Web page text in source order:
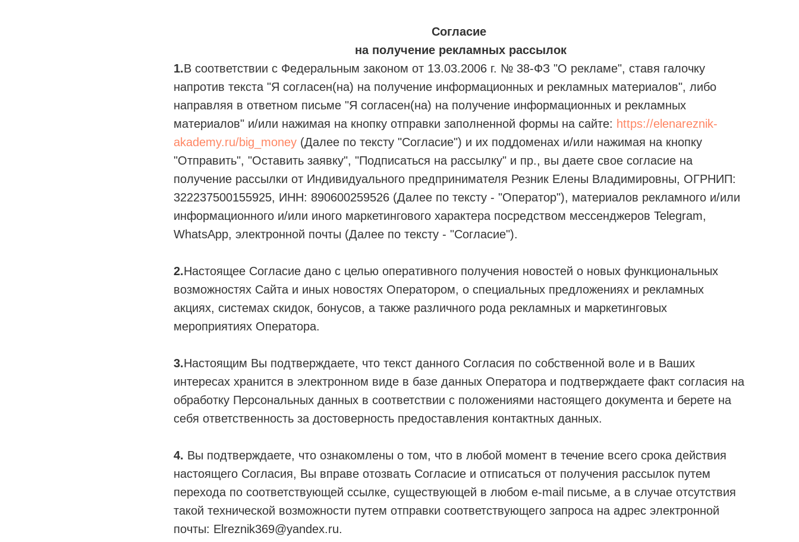
Согласие
на получение рекламных рассылок
1.В соответствии с Федеральным законом от 13.03.2006 г. № 38-ФЗ "О рекламе", ставя галочку
напротив текста "Я согласен(на) на получение информационных и рекламных материалов", либо
направляя в ответном письме "Я согласен(на) на получение информационных и рекламных
материалов" и/или нажимая на кнопку отправки заполненной формы на сайте: https://elenareznik-
akademy.ru/big_money (Далее по тексту "Согласие") и их поддоменах и/или нажимая на кнопку
"Отправить", "Оставить заявку", "Подписаться на рассылку" и пр., вы даете свое согласие на
получение рассылки от Индивидуального предпринимателя Резник Елены Владимировны, ОГРНИП:
322237500155925, ИНН: 890600259526 (Далее по тексту - "Оператор"), материалов рекламного и/или
информационного и/или иного маркетингового характера посредством мессенджеров Telegram,
WhatsApp, электронной почты (Далее по тексту - "Согласие").
2.Настоящее Согласие дано с целью оперативного получения новостей о новых функциональных
возможностях Сайта и иных новостях Оператором, о специальных предложениях и рекламных
акциях, системах скидок, бонусов, а также различного рода рекламных и маркетинговых
мероприятиях Оператора.
3.Настоящим Вы подтверждаете, что текст данного Согласия по собственной воле и в Ваших
интересах хранится в электронном виде в базе данных Оператора и подтверждаете факт согласия на
обработку Персональных данных в соответствии с положениями настоящего документа и берете на
себя ответственность за достоверность предоставления контактных данных.
4. Вы подтверждаете, что ознакомлены о том, что в любой момент в течение всего срока действия
настоящего Согласия, Вы вправе отозвать Согласие и отписаться от получения рассылок путем
перехода по соответствующей ссылке, существующей в любом e-mail письме, а в случае отсутствия
такой технической возможности путем отправки соответствующего запроса на адрес электронной
почты: Elreznik369@yandex.ru.